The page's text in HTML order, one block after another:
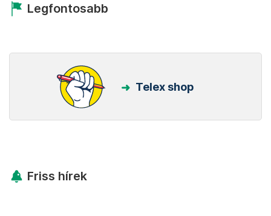
Legfontosabb
Telex shop
Friss hírek